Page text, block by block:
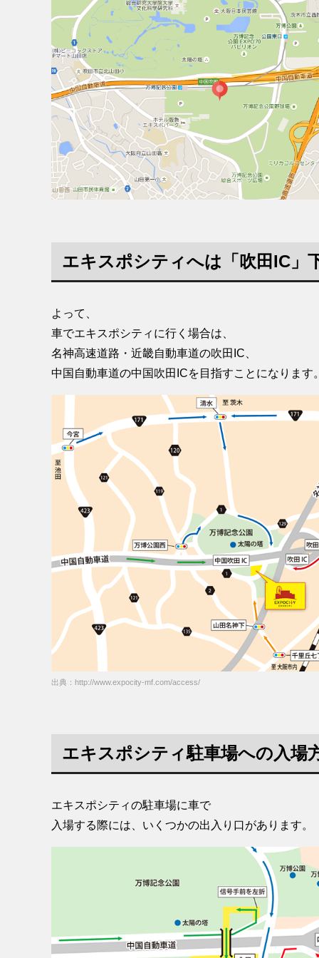
エキスポシティへは「吹田IC」
よって、
車でエキスポシティに行く場合は、
名神高速道路・近畿自動車道の吹田IC、
中国自動車道の中国吹田ICを目指すことになります
出典：http://www.expocity-mf.com/access/
エキスポシティ駐車場への入場
エキスポシティの駐車場に車で
入場する際には、いくつかの出入り口があります。